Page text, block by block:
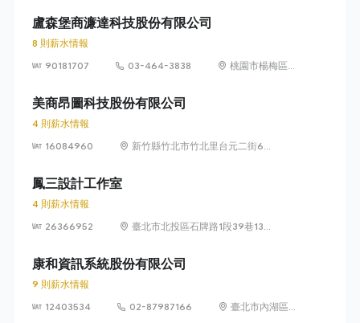
盧森堡商濂達科技股份有限公司
8 則薪水情報
90181707
03-464-3838
桃園市楊梅區高
美商昂圖科技股份有限公司
4 則薪水情報
16084960
新竹縣竹北市竹北里台元二街6號
鳳三設計工作室
4 則薪水情報
26366952
臺北市北投區石牌路1段39巷134
康和資訊系統股份有限公司
9 則薪水情報
12403534
02-87987166
臺北市內湖區瑞